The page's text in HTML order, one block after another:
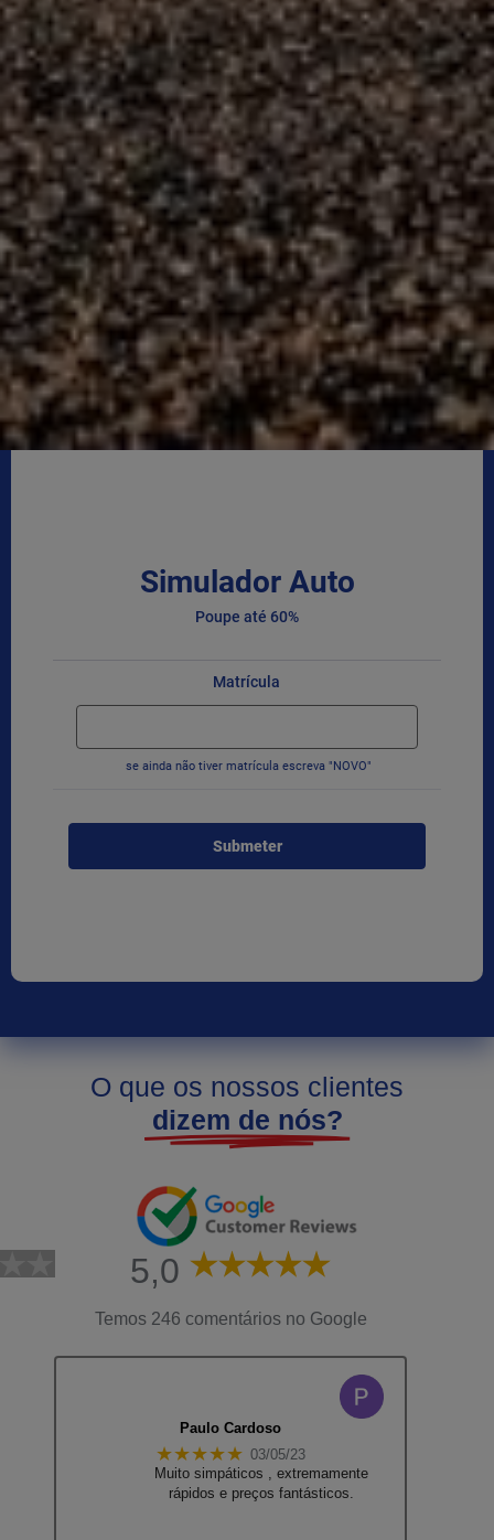
Simulador Auto
Poupe até 60%
Matrícula
se ainda não tiver matrícula escreva "NOVO"
Submeter
O que os nossos clientes
dizem de nós?
5,0
Temos 246 comentários no Google
Paulo Cardoso
★★★★★ 03/05/23
Muito simpáticos , extremamente
rápidos e preços fantásticos.